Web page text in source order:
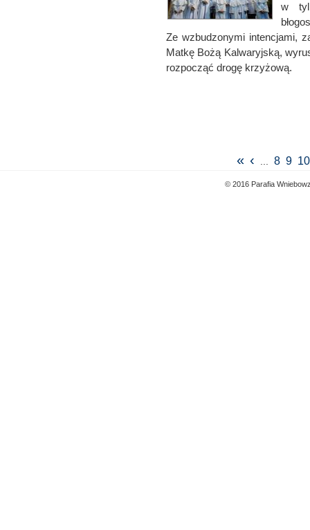
w
Ze wzbudzonymi intencjami,
Matkę Bożą Kalwaryjską,
rozpocząć drogę krzyżową.
« ‹ ...8 9 10
© 2016 Parafia